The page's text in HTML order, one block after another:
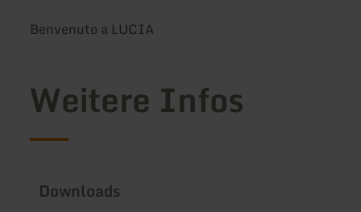
Benvenuto a LUCIA
Weitere Infos
Downloads